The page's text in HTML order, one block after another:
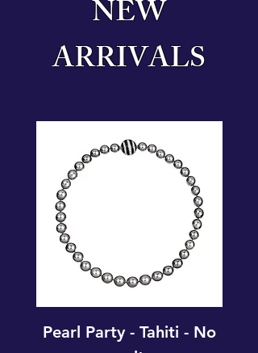
NEW
ARRIVALS
Pearl Party - Tahiti - No